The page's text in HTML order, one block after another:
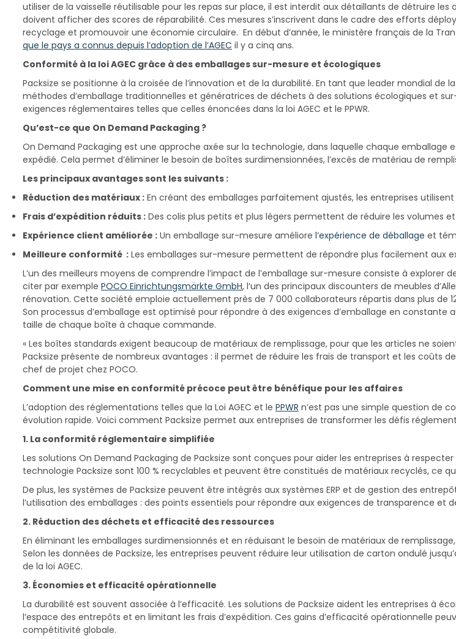
utiliser de la vaisselle réutilisable pour les repas sur place, il est interdit aux détaillants de détruire
doivent afficher des scores de réparabilité. Ces mesures s’inscrivent dans le cadre des efforts
recyclage et promouvoir une économie circulaire. En début d’année, le ministère français de la
que le pays a connus depuis l’adoption de l’AGEC il y a cinq ans.
Conformité à la loi AGEC grâce à des emballages sur-mesure et écologiques
Packsize se positionne à la croisée de l’innovation et de la durabilité. En tant que leader mondial de la
méthodes d’emballage traditionnelles et génératrices de déchets à des solutions écologiques et
exigences réglementaires telles que celles énoncées dans la loi AGEC et le PPWR.
Qu’est-ce que On Demand Packaging ?
On Demand Packaging est une approche axée sur la technologie, dans laquelle chaque
expédié. Cela permet d’éliminer le besoin de boîtes surdimensionnées, l’excès de matériau de
Les principaux avantages sont les suivants :
Réduction des matériaux : En créant des emballages parfaitement ajustés, les entreprises
Frais d’expédition réduits : Des colis plus petits et plus légers permettent de réduire les volumes et
Expérience client améliorée : Un emballage sur-mesure améliore l’expérience de déballage et
Meilleure conformité : Les emballages sur-mesure permettent de répondre plus facilement aux
L’un des meilleurs moyens de comprendre l’impact de l’emballage sur-mesure consiste à
citer par exemple POCO Einrichtungsmärkte GmbH, l’un des principaux discounters de meubles
rénovation. Cette société emploie actuellement près de 7 000 collaborateurs répartis dans plus de
Son processus d’emballage est optimisé pour répondre à des exigences d’emballage en
taille de chaque boîte à chaque commande.
« Les boîtes standards exigent beaucoup de matériaux de remplissage, pour que les articles ne
Packsize présente de nombreux avantages : il permet de réduire les frais de transport et les coûts
chef de projet chez POCO.
Comment une mise en conformité précoce peut être bénéfique pour les affaires
L’adoption des réglementations telles que la Loi AGEC et le PPWR n’est pas une simple question de
évolution rapide. Voici comment Packsize permet aux entreprises de transformer les défis
1. La conformité réglementaire simplifiée
Les solutions On Demand Packaging de Packsize sont conçues pour aider les entreprises à
technologie Packsize sont 100 % recyclables et peuvent être constitués de matériaux recyclés, ce
De plus, les systèmes de Packsize peuvent être intégrés aux systèmes ERP et de gestion des
l’utilisation des emballages : des points essentiels pour répondre aux exigences de transparence
2. Réduction des déchets et efficacité des ressources
En éliminant les emballages surdimensionnés et en réduisant le besoin de matériaux de
Selon les données de Packsize, les entreprises peuvent réduire leur utilisation de carton ondulé
de la loi AGEC.
3. Économies et efficacité opérationnelle
La durabilité est souvent associée à l’efficacité. Les solutions de Packsize aident les entreprises à
l’espace des entrepôts et en limitant les frais d’expédition. Ces gains d’efficacité opérationnelle
compétitivité globale.